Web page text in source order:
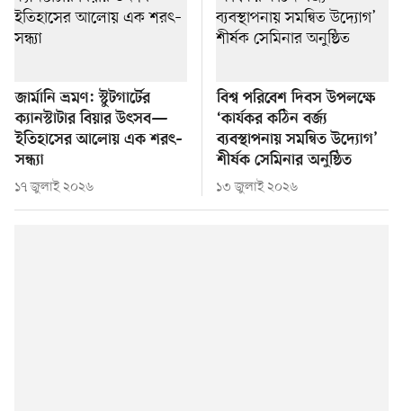
জার্মানি ভ্রমণ: স্টুটগার্টের
ক্যানস্টাটার বিয়ার উৎসব—
ইতিহাসের আলোয় এক শরৎ–
সন্ধ্যা
১৭ জুলাই ২০২৬
বিশ্ব পরিবেশ দিবস উপলক্ষে
‘কার্যকর কঠিন বর্জ্য
ব্যবস্থাপনায় সমন্বিত উদ্যোগ’
শীর্ষক সেমিনার অনুষ্ঠিত
১৩ জুলাই ২০২৬